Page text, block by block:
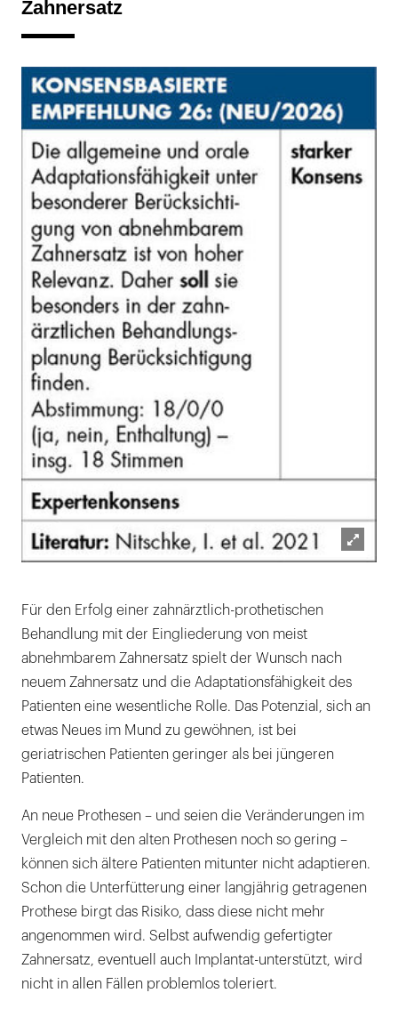
Zahnersatz
Für den Erfolg einer zahnärztlich-prothetischen
Behandlung mit der Eingliederung von meist
abnehmbarem Zahnersatz spielt der Wunsch nach
neuem Zahnersatz und die Adaptationsfähigkeit des
Patienten eine wesentliche Rolle. Das Potenzial, sich an
etwas Neues im Mund zu gewöhnen, ist bei
geriatrischen Patienten geringer als bei jüngeren
Patienten.
An neue Prothesen – und seien die Veränderungen im
Vergleich mit den alten Prothesen noch so gering –
können sich ältere Patienten mitunter nicht adaptieren.
Schon die Unterfütterung einer langjährig getragenen
Prothese birgt das Risiko, dass diese nicht mehr
angenommen wird. Selbst aufwendig gefertigter
Zahnersatz, eventuell auch Implantat-unterstützt, wird
nicht in allen Fällen problemlos toleriert.